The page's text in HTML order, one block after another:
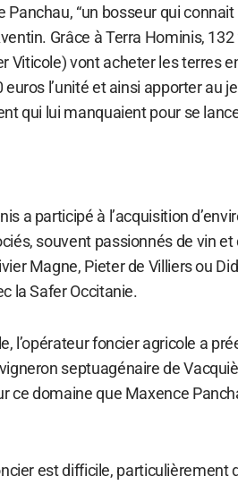
Panchau, “un bosseur qui
Grâce à Terra Hominis, 132
Viticole) vont acheter les terres
l’unité et ainsi apporter au
qui lui manquaient pour se
a participé à l’acquisition
souvent passionnés de vin et
Magne, Pieter de Villiers ou
la Safer Occitanie.
l’opérateur foncier agricole a
septuagénaire de
ce domaine que Maxence
est difficile, particulièrement